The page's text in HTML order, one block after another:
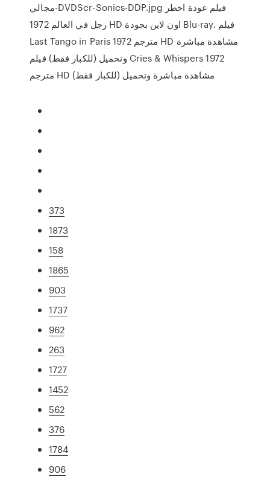
مجالي-DVDScr-Sonics-DDP.jpg فيلم عودة اخطر
رجل في العالم 1972 HD اون لاين بجودة Blu-ray. فيلم
Last Tango in Paris 1972 مترجم HD مشاهدة مباشرة
وتحميل (للكبار فقط) فيلم Cries & Whispers 1972
مترجم HD مشاهدة مباشرة وتحميل (للكبار فقط)
373
1873
158
1865
903
1737
962
263
1727
1452
562
376
1784
906